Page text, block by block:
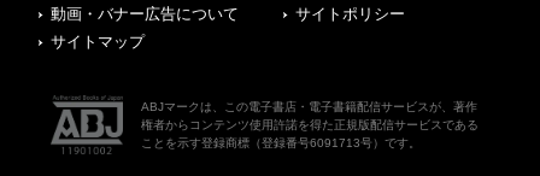
動画・バナー広告について
サイトポリシー
サイトマップ
ABJマークは、この電子書店・電子書籍配信サービスが、著作
権者からコンテンツ使用許諾を得た正規版配信サービスである
ことを示す登録商標（登録番号6091713号）です。